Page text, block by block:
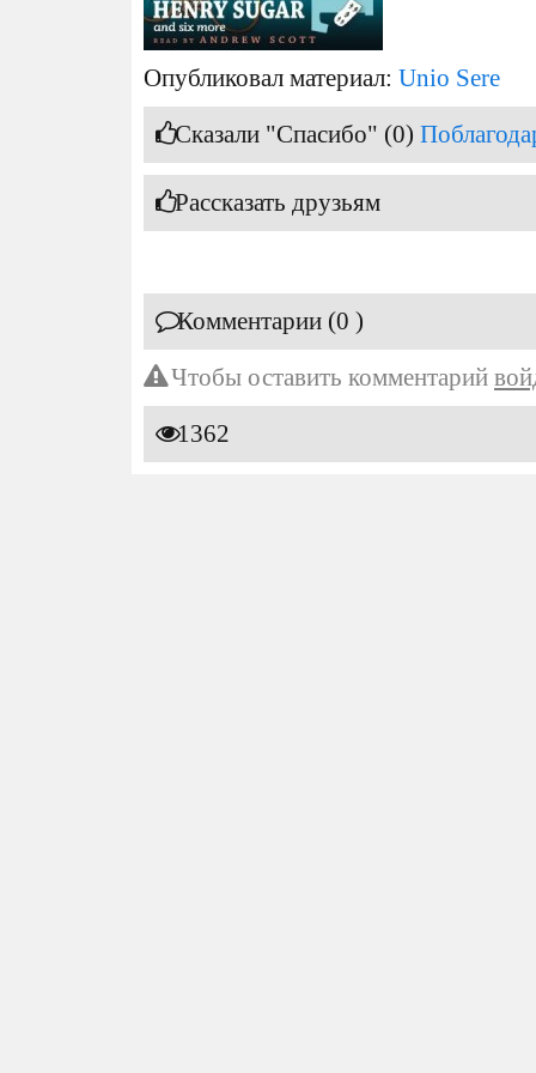
Опубликовал материал: Unio Sere
Сказали "Спасибо" (0)
Рассказать друзьям
Комментарии (0 )
Чтобы оставить комментарий
1362